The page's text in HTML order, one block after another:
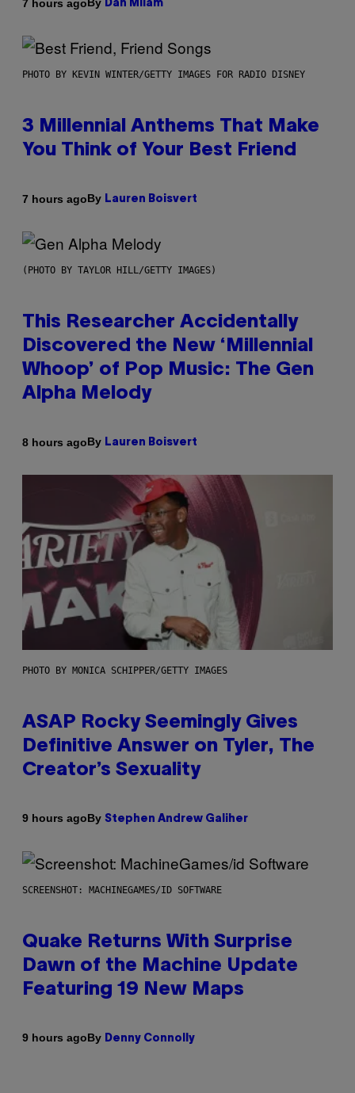
7 hours ago Dan Milam
PHOTO BY KEVIN WINTER/GETTY IMAGES FOR RADIO DISNEY
3 Millennial Anthems That Make
You Think of Your Best Friend
7 hours agoBy Lauren Boisvert
(PHOTO BY TAYLOR HILL/GETTY IMAGES)
This Researcher Accidentally
Discovered the New ‘Millennial
Whoop’ of Pop Music: The Gen
Alpha Melody
8 hours agoBy Lauren Boisvert
PHOTO BY MONICA SCHIPPER/GETTY IMAGES
ASAP Rocky Seemingly Gives
Definitive Answer on Tyler, The
Creator’s Sexuality
9 hours agoBy Stephen Andrew Galiher
SCREENSHOT: MACHINEGAMES/ID SOFTWARE
Quake Returns With Surprise
Dawn of the Machine Update
Featuring 19 New Maps
9 hours agoBy Denny Connolly